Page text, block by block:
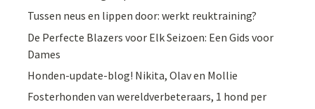
Tussen neus en lippen door: werkt reuktraining?
De Perfecte Blazers voor Elk Seizoen: Een Gids voor
Dames
Honden-update-blog! Nikita, Olav en Mollie
Fosterhonden van wereldverbeteraars, 1 hond per